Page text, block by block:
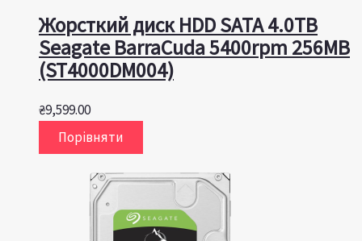
Жорсткий диск HDD SATA 4.0TB
Seagate BarraCuda 5400rpm 256MB
(ST4000DM004)
₴9,599.00
Порівняти